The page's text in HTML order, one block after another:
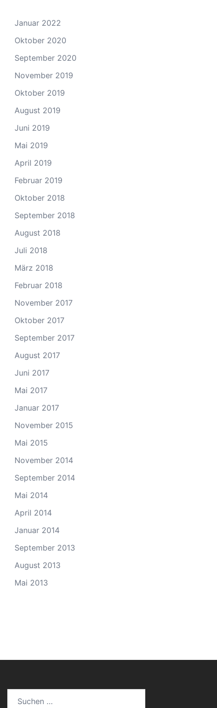
Januar 2022
Oktober 2020
September 2020
November 2019
Oktober 2019
August 2019
Juni 2019
Mai 2019
April 2019
Februar 2019
Oktober 2018
September 2018
August 2018
Juli 2018
März 2018
Februar 2018
November 2017
Oktober 2017
September 2017
August 2017
Juni 2017
Mai 2017
Januar 2017
November 2015
Mai 2015
November 2014
September 2014
Mai 2014
April 2014
Januar 2014
September 2013
August 2013
Mai 2013